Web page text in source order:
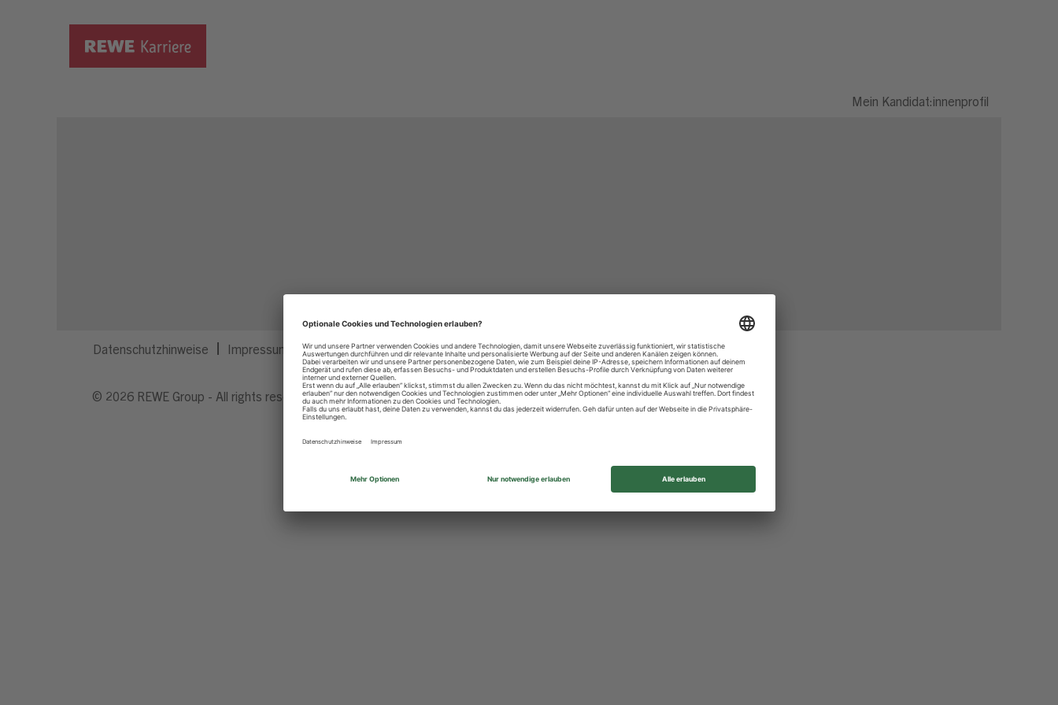
Mein Kandidat:innenprofil
Datenschutzhinweise Impressum Privatsphäre-Einstellungen
© 2026 REWE Group - All rights reserved